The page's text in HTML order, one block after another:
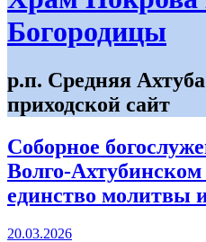
Богородицы
р.п. Средняя
приходской сайт
Соборное
единство молитвы
20.03.2026